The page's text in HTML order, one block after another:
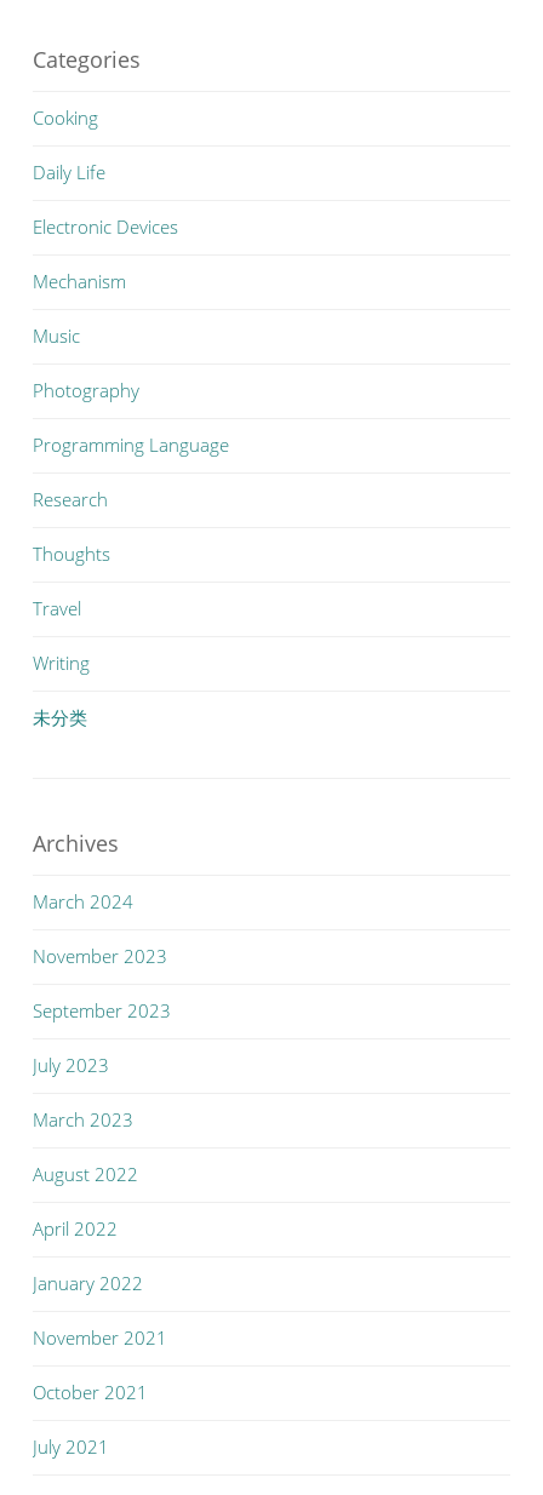
Categories
Cooking
Daily Life
Electronic Devices
Mechanism
Music
Photography
Programming Language
Research
Thoughts
Travel
Writing
未分类
Archives
March 2024
November 2023
September 2023
July 2023
March 2023
August 2022
April 2022
January 2022
November 2021
October 2021
July 2021